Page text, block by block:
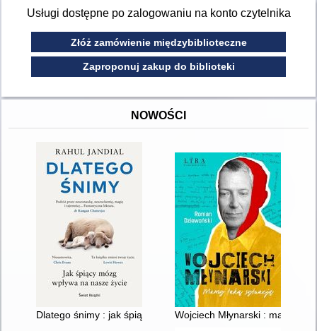
Usługi dostępne po zalogowaniu na konto czytelnika
Złóż zamówienie międzybiblioteczne
Zaproponuj zakup do biblioteki
NOWOŚCI
Dlatego śnimy : jak śpiący mózg wpływa na nasze życie
Wojciech Młynarski : mamy